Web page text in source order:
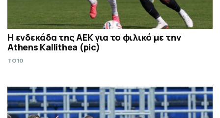
Η ενδεκάδα της ΑΕΚ για το φιλικό με την
Athens Kallithea (pic)
TO10